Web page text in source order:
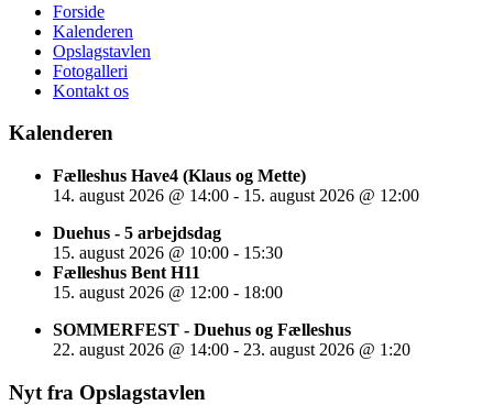
Forside
Kalenderen
Opslagstavlen
Fotogalleri
Kontakt os
Kalenderen
Fælleshus Have4 (Klaus og Mette)
14. august 2026 @ 14:00 - 15. august 2026 @ 12:00
Duehus - 5 arbejdsdag
15. august 2026 @ 10:00 - 15:30
Fælleshus Bent H11
15. august 2026 @ 12:00 - 18:00
SOMMERFEST - Duehus og Fælleshus
22. august 2026 @ 14:00 - 23. august 2026 @ 1:20
Nyt fra Opslagstavlen